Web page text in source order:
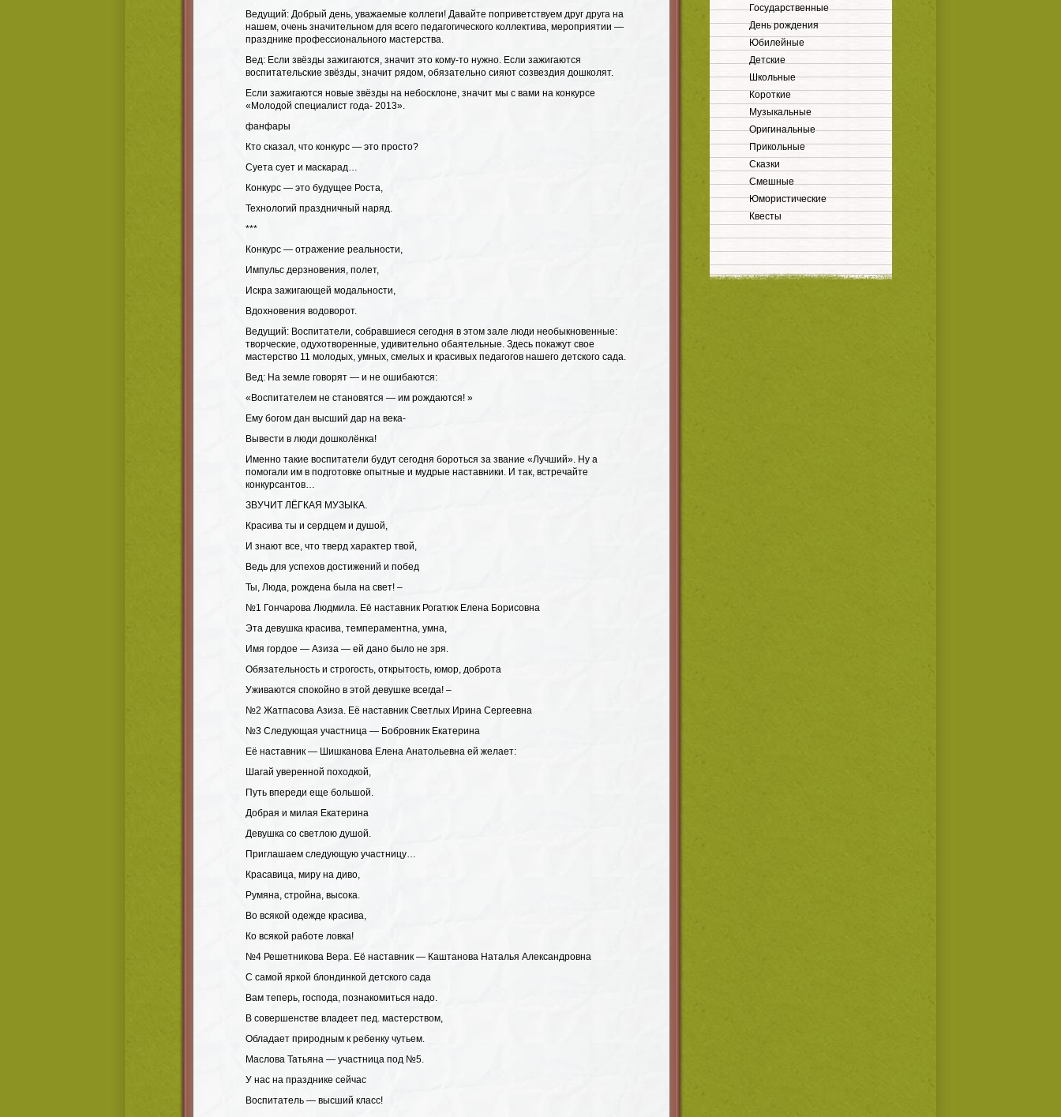
Ведущий: Добрый день, уважаемые коллеги! Давайте поприветствуем друг друга на
нашем, очень значительном для всего педагогического коллектива, мероприятии —
празднике профессионального мастерства.
Вед: Если звёзды зажигаются, значит это кому-то нужно. Если зажигаются
воспитательские звёзды, значит рядом, обязательно сияют созвездия дошколят.
Если зажигаются новые звёзды на небосклоне, значит мы с вами на конкурсе
«Молодой специалист года- 2013».
фанфары
Кто сказал, что конкурс — это просто?
Суета сует и маскарад…
Конкурс — это будущее Роста,
Технологий праздничный наряд.
***
Конкурс — отражение реальности,
Импульс дерзновения, полет,
Искра зажигающей модальности,
Вдохновения водоворот.
Ведущий: Воспитатели, собравшиеся сегодня в этом зале люди необыкновенные:
творческие, одухотворенные, удивительно обаятельные. Здесь покажут свое
мастерство 11 молодых, умных, смелых и красивых педагогов нашего детского сада.
Вед: На земле говорят — и не ошибаются:
«Воспитателем не становятся — им рождаются! »
Ему богом дан высший дар на века-
Вывести в люди дошколёнка!
Именно такие воспитатели будут сегодня бороться за звание «Лучший». Ну а
помогали им в подготовке опытные и мудрые наставники. И так, встречайте
конкурсантов…
ЗВУЧИТ ЛЁГКАЯ МУЗЫКА.
Красива ты и сердцем и душой,
И знают все, что тверд характер твой,
Ведь для успехов достижений и побед
Ты, Люда, рождена была на свет! –
№1 Гончарова Людмила. Её наставник Рогатюк Елена Борисовна
Эта девушка красива, темпераментна, умна,
Имя гордое — Азиза — ей дано было не зря.
Обязательность и строгость, открытость, юмор, доброта
Уживаются спокойно в этой девушке всегда! –
№2 Жатпасова Азиза. Её наставник Светлых Ирина Сергеевна
№3 Следующая участница — Бобровник Екатерина
Её наставник — Шишканова Елена Анатольевна ей желает:
Шагай уверенной походкой,
Путь впереди еще большой.
Добрая и милая Екатерина
Девушка со светлою душой.
Приглашаем следующую участницу…
Красавица, миру на диво,
Румяна, стройна, высока.
Во всякой одежде красива,
Ко всякой работе ловка!
№4 Решетникова Вера. Её наставник — Каштанова Наталья Александровна
С самой яркой блондинкой детского сада
Вам теперь, господа, познакомиться надо.
В совершенстве владеет пед. мастерством,
Обладает природным к ребенку чутьем.
Маслова Татьяна — участница под №5.
У нас на празднике сейчас
Воспитатель — высший класс!
Государственные
День рождения
Юбилейные
Детские
Школьные
Короткие
Музыкальные
Оригинальные
Прикольные
Сказки
Смешные
Юмористические
Квесты